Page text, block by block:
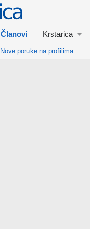
Članovi Krstarica
Nove poruke na profilima